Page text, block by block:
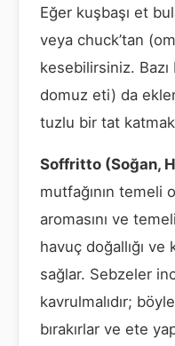
Eğer kuşbaşı et
veya chuck’tan
kesebilirsiniz.
domuz eti) da
tuzlu bir tat
Soffritto (Soğan,
mutfağının temeli
aromasını ve
havuç doğallığı
sağlar. Sebzeler
kavrulmalıdır;
bırakırlar ve ete